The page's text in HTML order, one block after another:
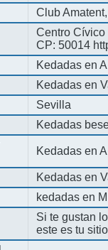
Club
Centro Cívico
CP: 50014
Kedadas en
Kedadas en
Sevilla
Kedadas
Kedadas en
Kedadas en
kedadas en
Si te gustan
este es tu